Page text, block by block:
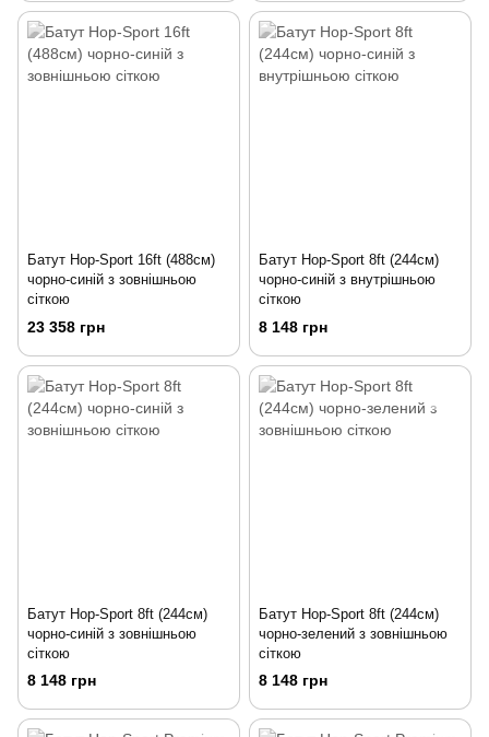
Батут Hop-Sport 16ft (488см)
чорно-синій з зовнішньою
сіткою
23 358 грн
Батут Hop-Sport 8ft (244см)
чорно-синій з внутрішньою
сіткою
8 148 грн
Батут Hop-Sport 8ft (244см)
чорно-синій з зовнішньою
сіткою
8 148 грн
Батут Hop-Sport 8ft (244см)
чорно-зелений з зовнішньою
сіткою
8 148 грн